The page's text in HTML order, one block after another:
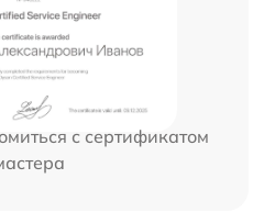
с сертификатом